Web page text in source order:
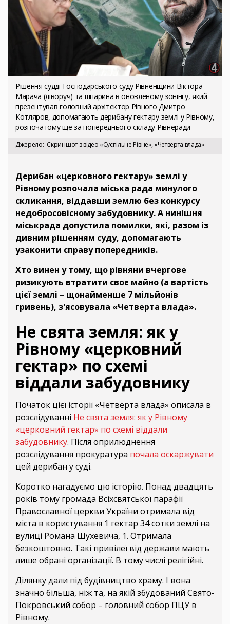
Рішення судді Господарського суду Рівненщини Віктора
Марача (ліворуч) та шпарина в оновленому зонінгу, який
презентував головний архітектор Рівного Дмитро
Котляров, допомагають дерибану гектару землі у Рівному,
розпочатому ще за попереднього складу Рівнеради
Джерело Скриншот з відео «Суспільне Рівне», «Четверта влада»
Дерибан «церковного гектару» землі у
Рівному розпочала міська рада минулого
скликання, віддавши землю без конкурсу
недобросовісному забудовнику. А нинішня
міськрада допустила помилки, які, разом із
дивним рішенням суду, допомагають
узаконити справу попередників.
Хто винен у тому, що рівняни вчергове
ризикують втратити своє майно (а вартість
цієї землі – щонайменше 7 мільйонів
гривень), з'ясовувала «Четверта влада».
Не свята земля: як у
Рівному «церковний
гектар» по схемі
віддали забудовнику
Початок цієї історії «Четверта влада» описала в
розслідуванні Не свята земля: як у Рівному
«церковний гектар» по схемі віддали
забудовнику. Після оприлюднення
розслідування прокуратура почала оскаржувати
цей дерибан у суді.
Коротко нагадуємо цю історію. Понад двадцять
років тому громада Всіхсвятської парафії
Православної церкви України отримала від
міста в користування 1 гектар 34 сотки землі на
вулиці Романа Шухевича, 1. Отримала
безкоштовно. Такі привілеї від держави мають
лише обрані організації. В тому числі релігійні.
Ділянку дали під будівництво храму. І вона
значно більша, ніж та, на якій збудований Свято-
Покровський собор – головний собор ПЦУ в
Рівному.